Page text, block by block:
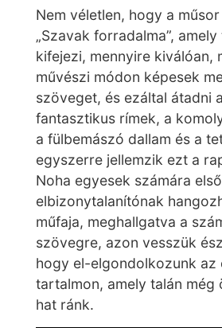
Nem véletlen, hogy a
„Szavak forradalma”, amely
kifejezi, mennyire kiválóan,
művészi módon képesek
szöveget, és ezáltal átadni
fantasztikus rímek, a
a fülbemászó dallam és a
egyszerre jellemzik ezt a
Noha egyesek számára
elbizonytalanítónak
műfaja, meghallgatva a
szövegre, azon vesszük
hogy el-elgondolkozunk az
tartalmon, amely talán még
hat ránk.